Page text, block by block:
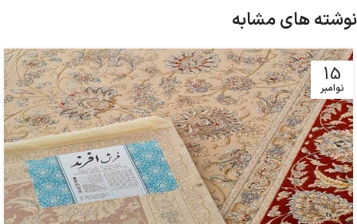
نوشته های مشابه
15
نوامبر